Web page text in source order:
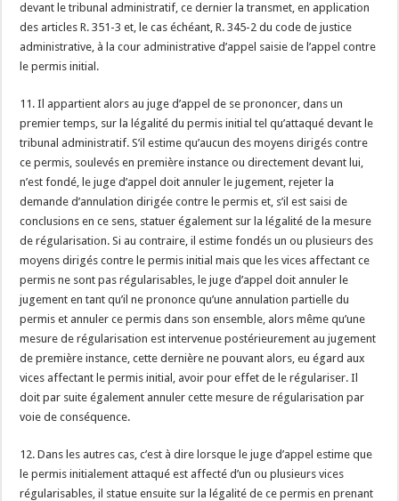
devant le tribunal administratif, ce dernier la transmet, en application
des articles R. 351-3 et, le cas échéant, R. 345-2 du code de justice
administrative, à la cour administrative d’appel saisie de l’appel contre
le permis initial.
11. Il appartient alors au juge d’appel de se prononcer, dans un
premier temps, sur la légalité du permis initial tel qu’attaqué devant le
tribunal administratif. S’il estime qu’aucun des moyens dirigés contre
ce permis, soulevés en première instance ou directement devant lui,
n’est fondé, le juge d’appel doit annuler le jugement, rejeter la
demande d’annulation dirigée contre le permis et, s’il est saisi de
conclusions en ce sens, statuer également sur la légalité de la mesure
de régularisation. Si au contraire, il estime fondés un ou plusieurs des
moyens dirigés contre le permis initial mais que les vices affectant ce
permis ne sont pas régularisables, le juge d’appel doit annuler le
jugement en tant qu’il ne prononce qu’une annulation partielle du
permis et annuler ce permis dans son ensemble, alors même qu’une
mesure de régularisation est intervenue postérieurement au jugement
de première instance, cette dernière ne pouvant alors, eu égard aux
vices affectant le permis initial, avoir pour effet de le régulariser. Il
doit par suite également annuler cette mesure de régularisation par
voie de conséquence.
12. Dans les autres cas, c’est à dire lorsque le juge d’appel estime que
le permis initialement attaqué est affecté d’un ou plusieurs vices
régularisables, il statue ensuite sur la légalité de ce permis en prenant